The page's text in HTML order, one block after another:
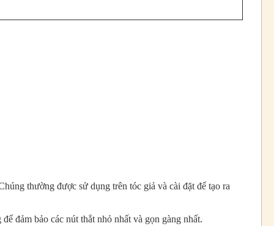
thường được sử dụng trên tóc giả và cài đặt để tạo ra
đảm bảo các nút thắt nhỏ nhất và gọn gàng nhất.